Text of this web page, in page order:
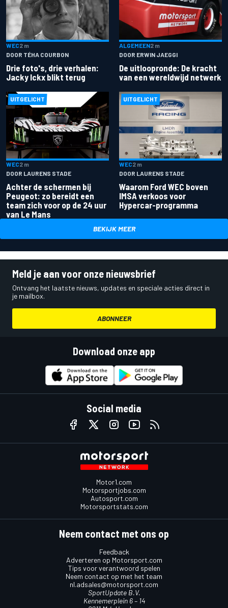
WEC2 m
DOOR TÉHA COURBON
Drie foto's, drie verhalen:
Jacky Ickx blikt terug
ALGEMEEN2 m
DOOR ERWIN JAEGGI
De uitloopronde: De kracht
van een wereldwijd netwerk
UITGELICHT
WEC2 m
DOOR LAURENS STADE
Achter de schermen bij
Peugeot: zo bereidt een
team zich voor op de 24 uur
van Le Mans
UITGELICHT
WEC2 m
DOOR LAURENS STADE
Waarom Ford WEC boven
IMSA verkoos voor
Hypercar-programma
BEKIJK MEER
Meld je aan voor onze nieuwsbrief
Ontvang het laatste nieuws, updates en speciale acties direct in
je mailbox.
ABONNEER
Download onze app
Social media
Motor1.com
Motorsportjobs.com
Autosport.com
Motorsportstats.com
Neem contact met ons op
Feedback
Adverteren op Motorsport.com
Tips voor verantwoord spelen
Neem contact op met het team
nl.adsales@motorsport.com
SportUpdate B.V.
Kennemerplein 6 – 14